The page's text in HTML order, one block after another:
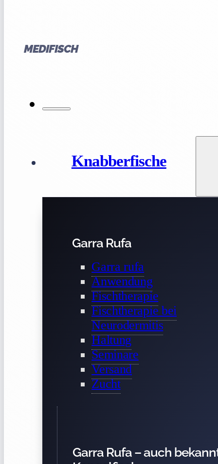
MEDIFISCH
Knabberfische
Garra Rufa
Garra rufa
Anwendung
Fischtherapie
Fischtherapie bei
Neurodermitis
Haltung
Seminare
Versand
Zucht
Garra Rufa – auch